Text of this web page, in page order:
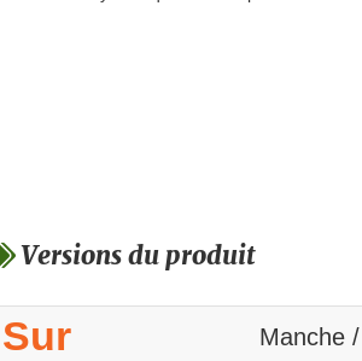
Versions du produit
Sur
Manche